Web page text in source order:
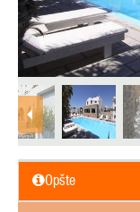
Opšte